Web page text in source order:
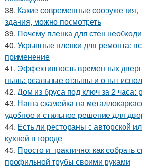
38. Какие современные сооружения,
здания, можно посмотреть
39. Почему пленка для стен
40. Укрывные пленки для ремонта:
применение
41. Эффективность временных
пыль: реальные отзывы и опыт
42. Дом из бруса под ключ за 2 часа:
43. Наша скамейка на
удобное и стильное решение для
44. Есть ли рестораны с авторской
кухней в городе
45. Просто и практично: как собрать
профильной трубы своими руками